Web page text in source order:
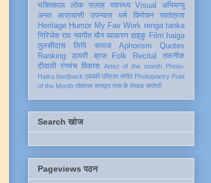
भक्तिकाल
लोक सलाह स्वास्थ्य Visual
अभिमन्यु
अनत
आप्रवासी उपन्यास धर्म विमोचन
स्वतंत्रता
Heritage Humor My Fav Work renga tanka
गिरिजेश राव नवगीत यौन व्याकरण हाइकु Film haiga
तुलसीदास
लिपि समाज Aphorism
Quotes
Ranking
डायरी ब्रज Folk Recital
तकनीक
दीवाली रंगमंच विकास Artist of the month Photo-
Haiku feedback एकांकी पत्रिका संगीत Photopoetry Poet
of the Month तोताराम सनाढ्य मास के लेखक संगोष्ठी
Search खोज
Pageviews पठन